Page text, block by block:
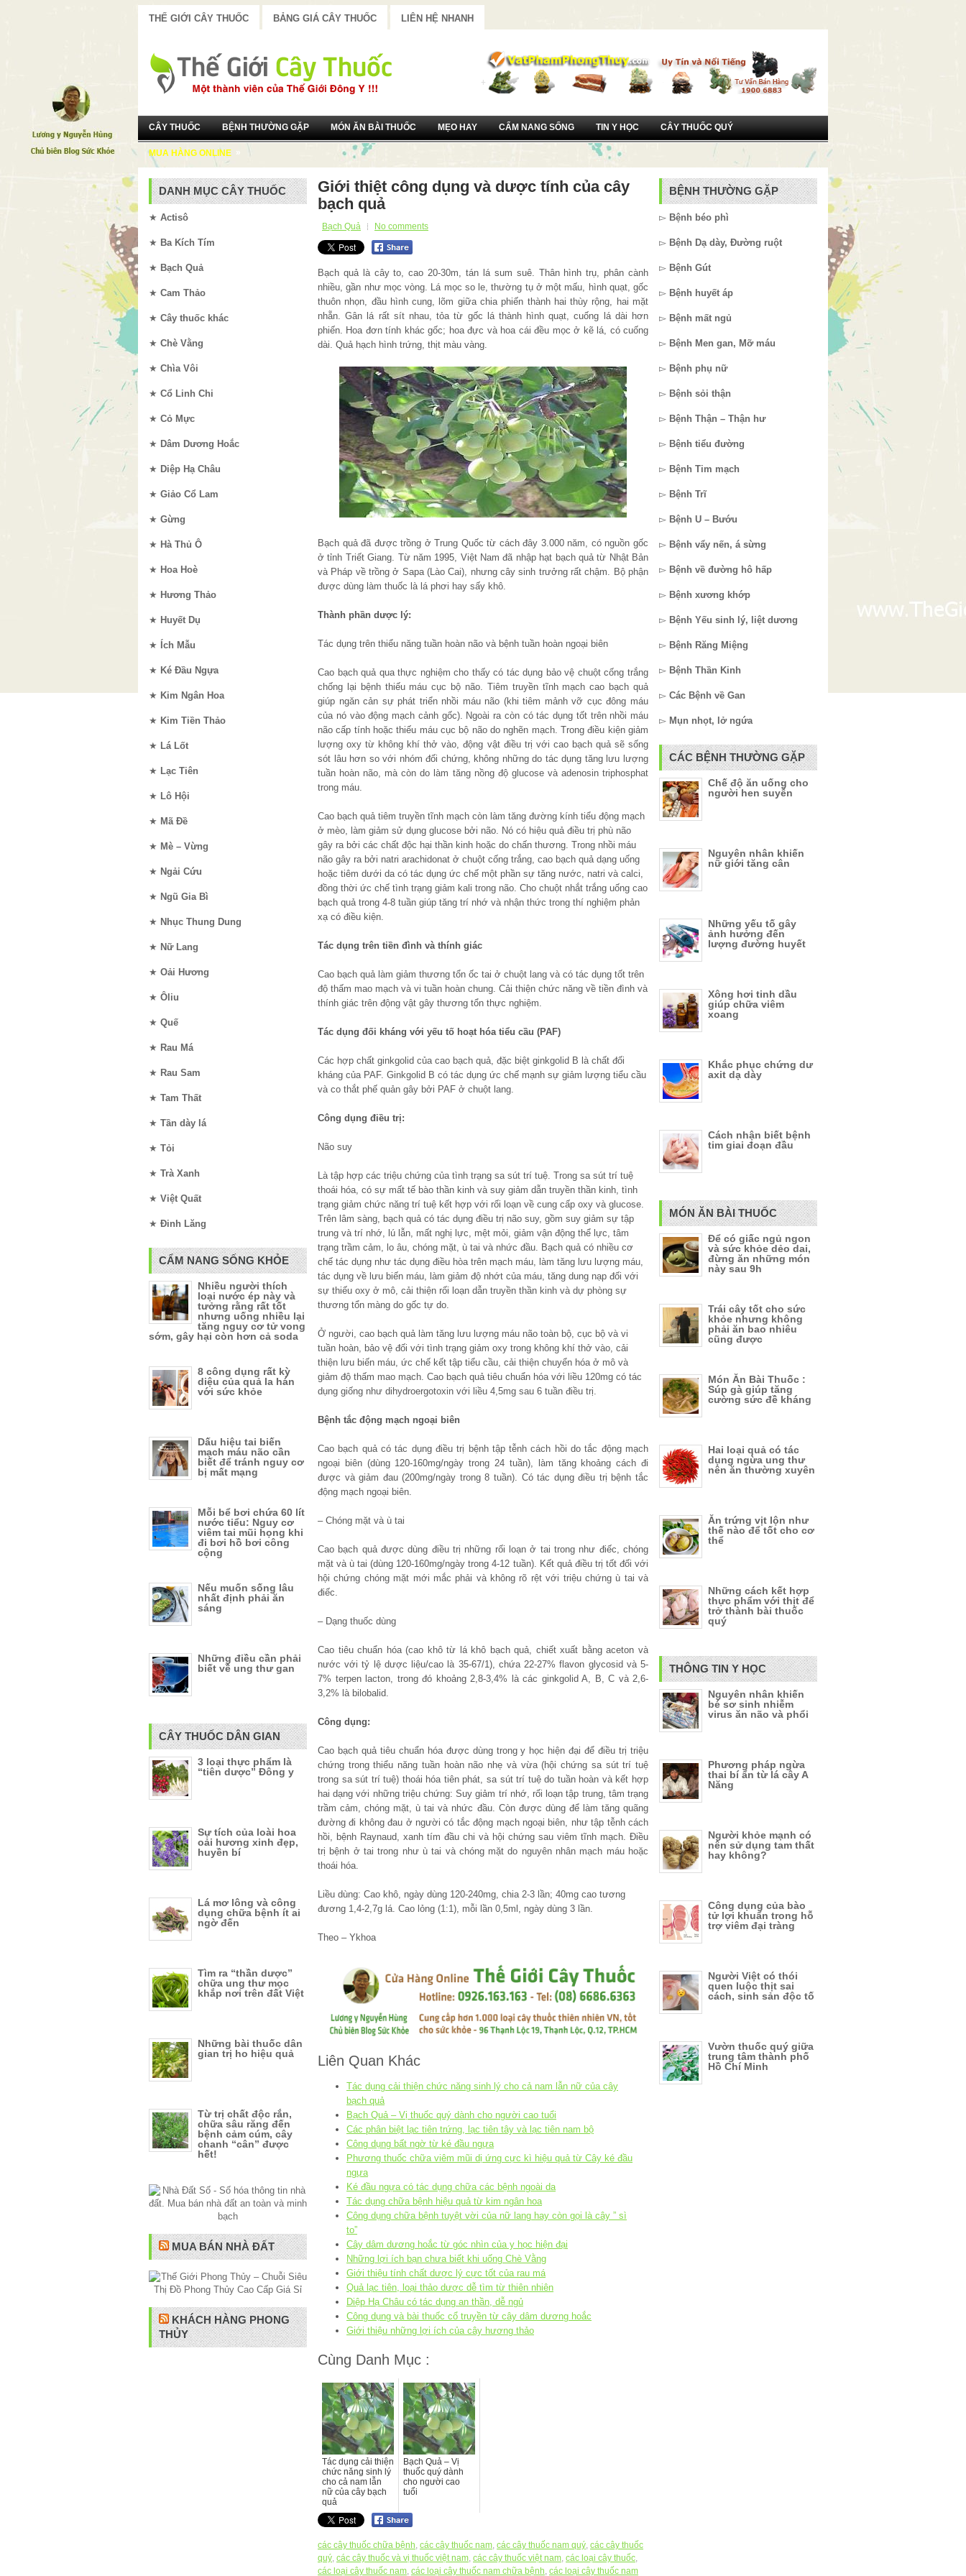
THẾ GIỚI CÂY THUỐC BẢNG GIÁ CÂY THUỐC LIÊN HỆ NHANH
CÂY THUỐC BỆNH THƯỜNG GẶP MÓN ĂN BÀI THUỐC MẸO HAY CẨM NANG SỐNG TIN Y HỌC CÂY THUỐC QUÝ
MUA HÀNG ONLINE »
Giới thiệt công dụng và dược tính của cây
bạch quả
Bạch Quả No comments
Bạch quả là cây to, cao 20-30m, tán lá sum suê. Thân hình trụ, phân cành
nhiều, gần như mọc vòng. Lá mọc so le, thường tụ ở một mấu, hình quạt, gốc
thuôn nhọn, đầu hình cung, lõm giữa chia phiến thành hai thùy rộng, hai mặt
nhẵn. Gân lá rất sít nhau, tỏa từ gốc lá thành hình quạt, cuống lá dài hơn
phiến. Hoa đơn tính khác gốc; hoa đực và hoa cái đều mọc ở kẽ lá, có cuống
dài. Quả hạch hình trứng, thịt màu vàng.
Bạch quả đã được trồng ở Trung Quốc từ cách đây 3.000 năm, có nguồn gốc
ở tỉnh Triết Giang. Từ năm 1995, Việt Nam đã nhập hạt bạch quả từ Nhật Bản
và Pháp về trồng ở Sapa (Lào Cai), nhưng cây sinh trưởng rất chậm. Bộ phận
được dùng làm thuốc là lá phơi hay sấy khô.
Thành phần dược lý:
Tác dụng trên thiểu năng tuần hoàn não và bệnh tuần hoàn ngoại biên
Cao bạch quả qua thực nghiệm cho thấy có tác dụng bảo vệ chuột cống trắng
chống lại bệnh thiếu máu cục bộ não. Tiêm truyền tĩnh mạch cao bạch quả
giúp ngăn cản sự phát triển nhồi máu não (khi tiêm mảnh vỡ cục đông máu
của nó vào động mạch cảnh gốc). Ngoài ra còn có tác dụng tốt trên nhồi máu
não cấp tính hoặc thiếu máu cục bộ não do nghẽn mạch. Trong điều kiện giảm
lượng oxy từ không khí thở vào, động vật điều trị với cao bạch quả sẽ sống
sót lâu hơn so với nhóm đối chứng, không những do tác dụng tăng lưu lượng
tuần hoàn não, mà còn do làm tăng nồng độ glucose và adenosin triphosphat
trong máu.
Cao bạch quả tiêm truyền tĩnh mạch còn làm tăng đường kính tiểu động mạch
ở mèo, làm giảm sử dụng glucose bởi não. Nó có hiệu quả điều trị phù não
gây ra bởi các chất độc hại thần kinh hoặc do chấn thương. Trong nhồi máu
não gây ra bởi natri arachidonat ở chuột cống trắng, cao bạch quả dạng uống
hoặc tiêm dưới da có tác dụng ức chế một phần sự tăng nước, natri và calci,
đồng thời ức chế tình trạng giảm kali trong não. Cho chuột nhắt trắng uống cao
bạch quả trong 4-8 tuần giúp tăng trí nhớ và nhận thức trong thí nghiệm phản
xạ có điều kiện.
Tác dụng trên tiền đình và thính giác
Cao bạch quả làm giảm thương tổn ốc tai ở chuột lang và có tác dụng tốt trên
độ thấm mao mạch và vi tuần hoàn chung. Cải thiện chức năng về tiền đình và
thính giác trên động vật gây thương tổn thực nghiệm.
Tác dụng đối kháng với yếu tố hoạt hóa tiểu cầu (PAF)
Các hợp chất ginkgolid của cao bạch quả, đặc biệt ginkgolid B là chất đối
kháng của PAF. Ginkgolid B có tác dụng ức chế mạnh sự giảm lượng tiểu cầu
và co thắt phế quản gây bởi PAF ở chuột lang.
Công dụng điều trị:
Não suy
Là tập hợp các triệu chứng của tình trạng sa sút trí tuệ. Trong sa sút trí tuệ
thoái hóa, có sự mất tế bào thần kinh và suy giảm dẫn truyền thần kinh, tình
trạng giảm chức năng trí tuệ kết hợp với rối loạn về cung cấp oxy và glucose.
Trên lâm sàng, bạch quả có tác dụng điều trị não suy, gồm suy giảm sự tập
trung và trí nhớ, lú lẫn, mất nghị lực, mệt mỏi, giảm vận động thể lực, tâm
trạng trầm cảm, lo âu, chóng mặt, ù tai và nhức đầu. Bạch quả có nhiều cơ
chế tác dụng như tác dụng điều hòa trên mạch máu, làm tăng lưu lượng máu,
tác dụng về lưu biến máu, làm giảm độ nhớt của máu, tăng dung nạp đối với
sự thiếu oxy ở mô, cải thiện rối loạn dẫn truyền thần kinh và dự phòng sự
thương tổn màng do gốc tự do.
Ở người, cao bạch quả làm tăng lưu lượng máu não toàn bộ, cục bộ và vi
tuần hoàn, bảo vệ đối với tình trạng giảm oxy trong không khí thở vào, cải
thiện lưu biến máu, ức chế kết tập tiểu cầu, cải thiện chuyển hóa ở mô và
giảm độ thấm mao mạch. Cao bạch quả tiêu chuẩn hóa với liều 120mg có tác
dụng giống như dihydroergotoxin với liều 4,5mg sau 6 tuần điều trị.
Bệnh tắc động mạch ngoại biên
Cao bạch quả có tác dụng điều trị bệnh tập tễnh cách hồi do tắc động mạch
ngoại biên (dùng 120-160mg/ngày trong 24 tuần), làm tăng khoảng cách đi
được và giảm đau (200mg/ngày trong 8 tuần). Có tác dụng điều trị bệnh tắc
động mạch ngoại biên.
– Chóng mặt và ù tai
Cao bạch quả được dùng điều trị những rối loạn ở tai trong như điếc, chóng
mặt và ù tai (dùng 120-160mg/ngày trong 4-12 tuần). Kết quả điều trị tốt đối với
hội chứng chóng mặt mới mắc phải và không rõ rệt với triệu chứng ù tai và
điếc.
– Dạng thuốc dùng
Cao tiêu chuẩn hóa (cao khô từ lá khô bạch quả, chiết xuất bằng aceton và
nước với tỷ lệ dược liệu/cao là 35-67/1), chứa 22-27% flavon glycosid và 5-
7% terpen lacton, trong đó khoảng 2,8-3,4% là các ginkgolid A, B, C và 2,6-
3,2% là bilobalid.
Công dụng:
Cao bạch quả tiêu chuẩn hóa được dùng trong y học hiện đại để điều trị triệu
chứng trong thiểu năng tuần hoàn não nhẹ và vừa (hội chứng sa sút trí tuệ
trong sa sút trí tuệ) thoái hóa tiên phát, sa sút trí tuệ do tuần hoàn và kết hợp
hai dạng với những triệu chứng: Suy giảm trí nhớ, rối loạn tập trung, tâm trạng
trầm cảm, chóng mặt, ù tai và nhức đầu. Còn được dùng để làm tăng quãng
đường đi không đau ở người có tắc động mạch ngoại biên, như tập tễnh cách
hồi, bệnh Raynaud, xanh tím đầu chi và hội chứng sau viêm tĩnh mạch. Ðiều
trị bệnh ở tai trong như ù tai và chóng mặt do nguyên nhân mạch máu hoặc
thoái hóa.
Liều dùng: Cao khô, ngày dùng 120-240mg, chia 2-3 lần; 40mg cao tương
đương 1,4-2,7g lá. Cao lỏng (1:1), mỗi lần 0,5ml, ngày dùng 3 lần.
Theo – Ykhoa
Liên Quan Khác
Tác dụng cải thiện chức năng sinh lý cho cả nam lẫn nữ của cây
bạch quả
Bạch Quả – Vị thuốc quý dành cho người cao tuổi
Các phân biệt lạc tiên trứng, lạc tiên tây và lạc tiên nam bộ
Công dụng bất ngờ từ ké đầu ngựa
Phương thuốc chữa viêm mũi dị ứng cực kì hiệu quả từ Cây ké đầu
ngựa
Ké đầu ngựa có tác dụng chữa các bệnh ngoài da
Tác dụng chữa bệnh hiệu quả từ kim ngân hoa
Công dụng chữa bệnh tuyệt vời của nữ lang hay còn gọi là cây ” sì
to”
Cây dâm dương hoắc từ góc nhìn của y học hiện đại
Những lợi ích bạn chưa biết khi uống Chè Vằng
Giới thiệu tính chất dược lý cực tốt của rau má
Quả lạc tiên, loại thảo dược dễ tìm từ thiên nhiên
Diệp Hạ Châu có tác dụng an thần, dễ ngủ
Công dụng và bài thuốc cổ truyền từ cây dâm dương hoắc
Giới thiệu những lợi ích của cây hương thảo
Cùng Danh Mục :
Tác dụng cải thiện
chức năng sinh lý
cho cả nam lẫn
nữ của cây bạch
quả
Bạch Quả – Vị
thuốc quý dành
cho người cao
tuổi
các cây thuốc chữa bệnh các cây thuốc nam các cây thuốc nam quý các cây thuốc
quý các cây thuốc và vị thuốc việt nam các cây thuốc việt nam các loại cây thuốc
các loại cây thuốc nam các loại cây thuốc nam chữa bệnh các loại cây thuốc nam
DANH MỤC CÂY THUỐC
★ Actisô
★ Ba Kích Tím
★ Bạch Quả
★ Cam Thảo
★ Cây thuốc khác
★ Chè Vằng
★ Chìa Vôi
★ Cổ Linh Chi
★ Cỏ Mực
★ Dâm Dương Hoắc
★ Diệp Hạ Châu
★ Giảo Cổ Lam
★ Gừng
★ Hà Thủ Ô
★ Hoa Hoè
★ Hương Thảo
★ Huyết Dụ
★ Ích Mẫu
★ Ké Đầu Ngựa
★ Kim Ngân Hoa
★ Kim Tiền Thảo
★ Lá Lốt
★ Lạc Tiên
★ Lô Hội
★ Mã Đề
★ Mè – Vừng
★ Ngải Cứu
★ Ngũ Gia Bì
★ Nhục Thung Dung
★ Nữ Lang
★ Oải Hương
★ Ôliu
★ Quế
★ Rau Má
★ Rau Sam
★ Tam Thất
★ Tần dày lá
★ Tỏi
★ Trà Xanh
★ Việt Quất
★ Đinh Lăng
CẨM NANG SỐNG KHỎE
Nhiều người thích
loại nước ép này và
tưởng rằng rất tốt
nhưng uống nhiều lại
tăng nguy cơ tử vong
sớm, gây hại còn hơn cả soda
8 công dụng rất kỳ
diệu của quả la hán
với sức khỏe
Dấu hiệu tai biến
mạch máu não cần
biết để tránh nguy cơ
bị mất mạng
Mỗi bể bơi chứa 60 lít
nước tiểu: Nguy cơ
viêm tai mũi họng khi
đi bơi hồ bơi công
cộng
Nếu muốn sống lâu
nhất định phải ăn
sáng
Những điều cần phải
biết về ung thư gan
CÂY THUỐC DÂN GIAN
3 loại thực phẩm là
“tiên dược” Đông y
Sự tích của loài hoa
oải hương xinh đẹp,
huyền bí
Lá mơ lông và công
dụng chữa bệnh ít ai
ngờ đến
Tìm ra “thần dược”
chữa ung thư mọc
khắp nơi trên đất Việt
Những bài thuốc dân
gian trị ho hiệu quả
Từ trị chất độc rắn,
chữa sâu răng đến
bệnh cảm cúm, cây
chanh “cân” được
hết!
MUA BÁN NHÀ ĐẤT
KHÁCH HÀNG PHONG
THỦY
BỆNH THƯỜNG GẶP
▻ Bệnh béo phì
▻ Bệnh Dạ dày, Đường ruột
▻ Bệnh Gút
▻ Bệnh huyết áp
▻ Bệnh mất ngủ
▻ Bệnh Men gan, Mỡ máu
▻ Bệnh phụ nữ
▻ Bệnh sỏi thận
▻ Bệnh Thận – Thận hư
▻ Bệnh tiểu đường
▻ Bệnh Tim mạch
▻ Bệnh Trĩ
▻ Bệnh U – Bướu
▻ Bệnh vẩy nến, á sừng
▻ Bệnh về đường hô hấp
▻ Bệnh xương khớp
▻ Bệnh Yếu sinh lý, liệt dương
▻ Bệnh Răng Miệng
▻ Bệnh Thần Kinh
▻ Các Bệnh về Gan
▻ Mụn nhọt, lở ngứa
CÁC BỆNH THƯỜNG GẶP
Chế độ ăn uống cho
người hen suyễn
Nguyên nhân khiến
nữ giới tăng cân
Những yếu tố gây
ảnh hưởng đến
lượng đường huyết
Xông hơi tinh dầu
giúp chữa viêm
xoang
Khắc phục chứng dư
axit dạ dày
Cách nhận biết bệnh
tim giai đoạn đầu
MÓN ĂN BÀI THUỐC
Để có giấc ngủ ngon
và sức khỏe dẻo dai,
đừng ăn những món
này sau 9h
Trái cây tốt cho sức
khỏe nhưng không
phải ăn bao nhiêu
cũng được
Món Ăn Bài Thuốc :
Súp gà giúp tăng
cường sức đề kháng
Hai loại quả có tác
dụng ngừa ung thư
nên ăn thường xuyên
Ăn trứng vịt lộn như
thế nào để tốt cho cơ
thể
Những cách kết hợp
thực phẩm với thịt để
trở thành bài thuốc
quý
THÔNG TIN Y HỌC
Nguyên nhân khiến
bé sơ sinh nhiễm
virus ăn não và phổi
Phương pháp ngừa
thai bí ẩn từ lá cây A
Năng
Người khỏe mạnh có
nên sử dụng tam thất
hay không?
Công dụng của bào
tử lợi khuẩn trong hỗ
trợ viêm đại tràng
Người Việt có thói
quen luộc thịt sai
cách, sinh sản độc tố
Vườn thuốc quý giữa
trung tâm thành phố
Hồ Chí Minh